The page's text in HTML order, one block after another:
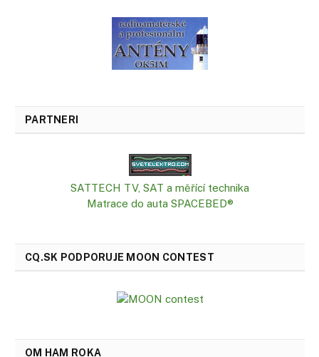
PARTNERI
SATTECH TV, SAT a měřící technika
Matrace do auta SPACEBED®
CQ.SK PODPORUJE MOON CONTEST
OM HAM ROKA